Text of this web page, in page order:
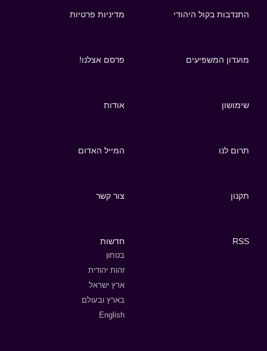
התנדבות בקול היהודי מדיניות פרטיות
מועדון המשפיעים פרסם אצלנו!
שימושון אודות
תרום לנו המייל האדום
תקנון צור קשר
RSS חדשות
בטחון
זהות יהודית
ארץ ישראל
בארץ ובעולם
English